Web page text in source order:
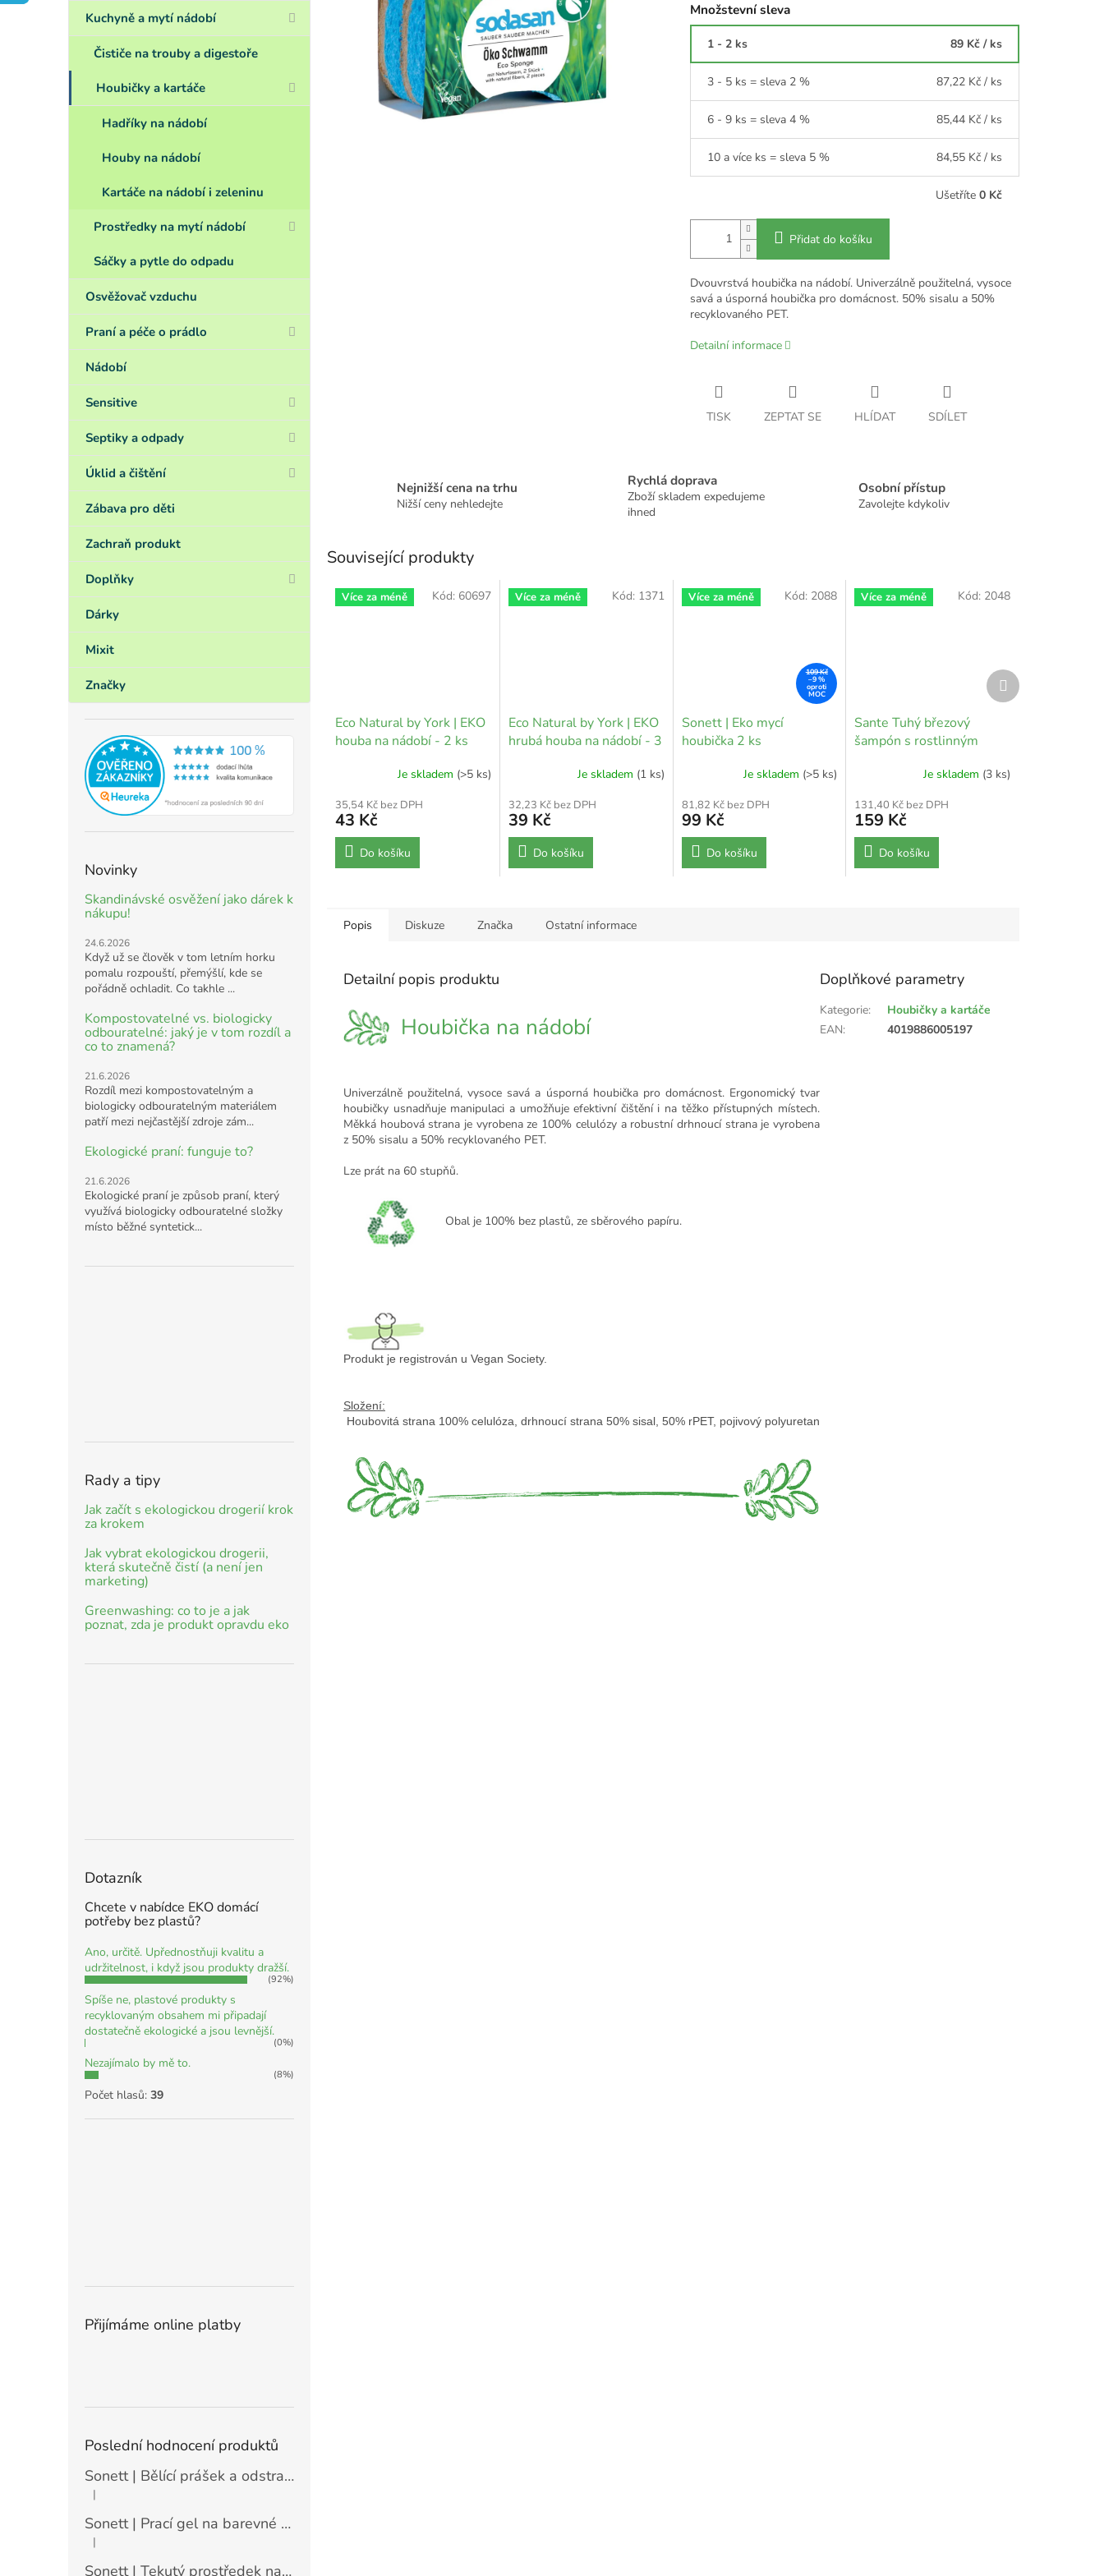
e
Kuchyně a mytí nádobí
Čističe na trouby a digestoře
Houbičky a kartáče
Hadříky na nádobí
Houby na nádobí
Kartáče na nádobí i zeleninu
Prostředky na mytí nádobí
Sáčky a pytle do odpadu
Osvěžovač vzduchu
Praní a péče o prádlo
Nádobí
Sensitive
Septiky a odpady
Úklid a čištění
Zábava pro děti
Zachraň produkt
Doplňky
Dárky
Mixit
Značky
Novinky
Skandinávské osvěžení jako dárek k
nákupu!
24.6.2026
Když už se člověk v tom letním horku
pomalu rozpouští, přemýšlí, kde se
pořádně ochladit. Co takhle ...
Kompostovatelné vs. biologicky
odbouratelné: jaký je v tom rozdíl a
co to znamená?
21.6.2026
Rozdíl mezi kompostovatelným a
biologicky odbouratelným materiálem
patří mezi nejčastější zdroje zám...
Ekologické praní: funguje to?
21.6.2026
Ekologické praní je způsob praní, který
využívá biologicky odbouratelné složky
místo běžné syntetick...
Rady a tipy
Jak začít s ekologickou drogerií krok
za krokem
Jak vybrat ekologickou drogerii,
která skutečně čistí (a není jen
marketing)
Greenwashing: co to je a jak
poznat, zda je produkt opravdu eko
Dotazník
Chcete v nabídce EKO domácí
potřeby bez plastů?
Ano, určitě. Upřednostňuji kvalitu a
udržitelnost, i když jsou produkty dražší.
(92%)
Spíše ne, plastové produkty s
recyklovaným obsahem mi připadají
dostatečně ekologické a jsou levnější.
(0%)
Nezajímalo by mě to.
(8%)
Počet hlasů: 39
Přijímáme online platby
Poslední hodnocení produktů
Sonett | Bělící prášek a odstraňovač skvrn - 900 g
Hodnocení produktu je 5 z 5 hvězdiček.
|
Sonett | Prací gel na barevné prádlo máta a citrón - 10 l
Hodnocení produktu je 5 z 5 hvězdiček.
|
Sonett | Tekutý prostředek na nádobí Sensitive - 10 l
Množstevní sleva
1 - 2 ks 89 Kč / ks
3 - 5 ks = sleva 2 % 87,22 Kč / ks
6 - 9 ks = sleva 4 % 85,44 Kč / ks
10 a více ks = sleva 5 % 84,55 Kč / ks
Ušetříte 0 Kč
Přidat do košíku
Dvouvrstvá houbička na nádobí. Univerzálně použitelná, vysoce
savá a úsporná houbička pro domácnost. 50% sisalu a 50%
recyklovaného PET.
Detailní informace
TISK ZEPTAT SE HLÍDAT SDÍLET
Nejnižší cena na trhu
Nižší ceny nehledejte
Rychlá doprava
Zboží skladem expedujeme
ihned
Osobní přístup
Zavolejte kdykoliv
Související produkty
Více za méně
Eco Natural by York | EKO
houba na nádobí - 2 ks
Je skladem (>5 ks)
35,54 Kč bez DPH
43 Kč
Do košíku
Kód: 60697 Více za méně
Eco Natural by York | EKO
hrubá houba na nádobí - 3
Je skladem (1 ks)
32,23 Kč bez DPH
39 Kč
Do košíku
Kód: 1371 Více za méně
109 Kč
–9 %
Sonett | Eko mycí
houbička 2 ks
Je skladem (>5 ks)
81,82 Kč bez DPH
99 Kč
Do košíku
Kód: 2088 Více za méně
Sante Tuhý březový
šampón s rostlinným
Je skladem (3 ks)
131,40 Kč bez DPH
159 Kč
Do košíku
Kód: 2048
Další
produkt
Popis Diskuze Značka Ostatní informace
Detailní popis produktu
Houbička na nádobí
Univerzálně použitelná, vysoce savá a úsporná houbička pro domácnost. Ergonomický tvar
houbičky usnadňuje manipulaci a umožňuje efektivní čištění i na těžko přístupných místech.
Měkká houbová strana je vyrobena ze 100% celulózy a robustní drhnoucí strana je vyrobena
z 50% sisalu a 50% recyklovaného PET.
Lze prát na 60 stupňů.
Obal je 100% bez plastů, ze sběrového papíru.
Produkt je registrován u Vegan Society.
Složení:
Houbovitá strana 100% celulóza, drhnoucí strana 50% sisal, 50% rPET, pojivový polyuretan
Doplňkové parametry
Kategorie:
Houbičky a kartáče
EAN: 4019886005197